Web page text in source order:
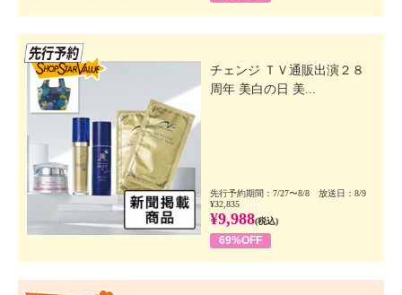
チェンジ ＴＶ通販出演２８
周年 美白の日 美...
先行予約期間：7/27〜8/8 放送日：8/9
¥32,835
¥9,988(税込)
69%OFF